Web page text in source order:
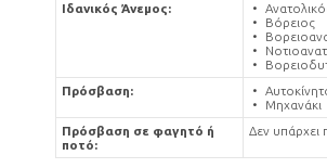
Ιδανικός Άνεμος:
Βόρειος
Πρόσβαση:
Μηχανάκι
Πρόσβαση σε φαγητό ή
ποτό:
Δεν